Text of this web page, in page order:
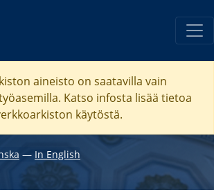
aineisto on saatavilla vain
Katso infosta lisää tietoa
käytöstä.
― In English